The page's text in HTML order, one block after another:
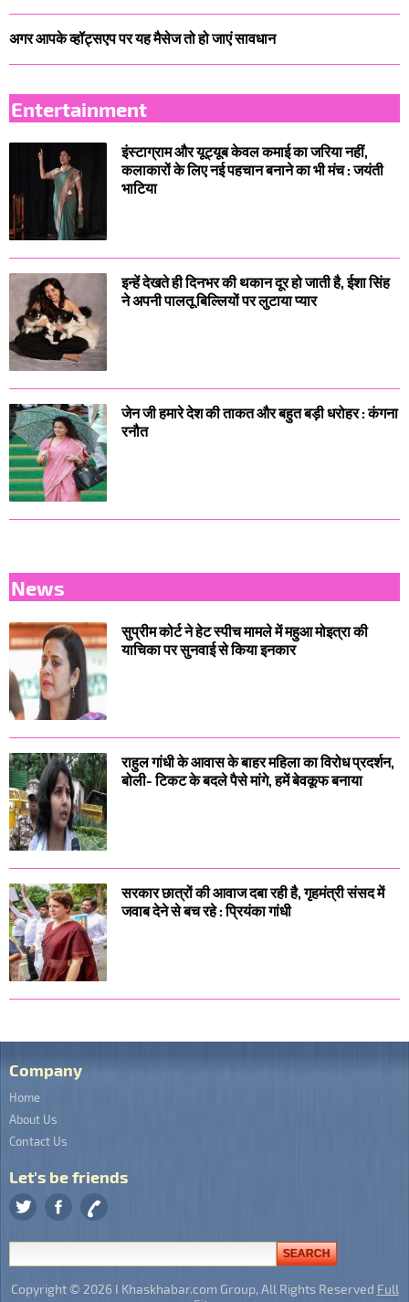
अगर आपके व्हॉट्सएप पर यह मैसेज तो हो जाएं सावधान
Entertainment
इंस्टाग्राम और यूट्यूब केवल कमाई का जरिया नहीं,
कलाकारों के लिए नई पहचान बनाने का भी मंच : जयंती
भाटिया
इन्हें देखते ही दिनभर की थकान दूर हो जाती है, ईशा सिंह
ने अपनी पालतू बिल्लियों पर लुटाया प्यार
जेन जी हमारे देश की ताकत और बहुत बड़ी धरोहर : कंगना
रनौत
News
सुप्रीम कोर्ट ने हेट स्पीच मामले में महुआ मोइत्रा की
याचिका पर सुनवाई से किया इनकार
राहुल गांधी के आवास के बाहर महिला का विरोध प्रदर्शन,
बोली- टिकट के बदले पैसे मांगे, हमें बेवकूफ बनाया
सरकार छात्रों की आवाज दबा रही है, गृहमंत्री संसद में
जवाब देने से बच रहे : प्रियंका गांधी
Company
Home
About Us
Contact Us
Let's be friends
Copyright © 2026 I Khaskhabar.com Group, All Rights Reserved Full